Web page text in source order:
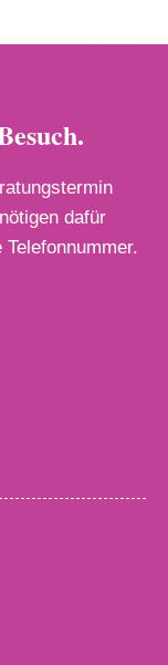
dafür